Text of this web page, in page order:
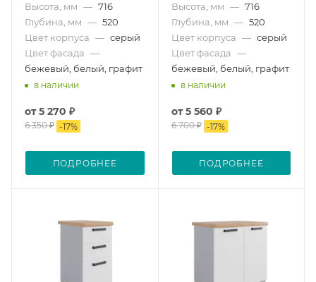
Высота, мм — 716
Глубина, мм — 520
Цвет корпуса — серый
Цвет фасада —
бежевый, белый, графит
в наличии
от5 270 ₽
6 350 ₽ -17%
ПОДРОБНЕЕ
Высота, мм — 716
Глубина, мм — 520
Цвет корпуса — серый
Цвет фасада —
бежевый, белый, графит
в наличии
от5 560 ₽
6 700 ₽ -17%
ПОДРОБНЕЕ